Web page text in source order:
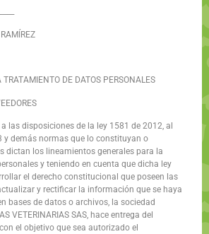
DE DATOS PERSONALES
las disposiciones de la ley 1581 de 2012, al
y demás normas que lo constituyan o
dictan los lineamientos generales para la
y teniendo en cuenta que dicha ley
el derecho constitucional que poseen las
y rectificar la información que se haya
bases de datos o archivos, la sociedad
VETERINARIAS SAS, hace entrega del
el objetivo que sea autorizado el